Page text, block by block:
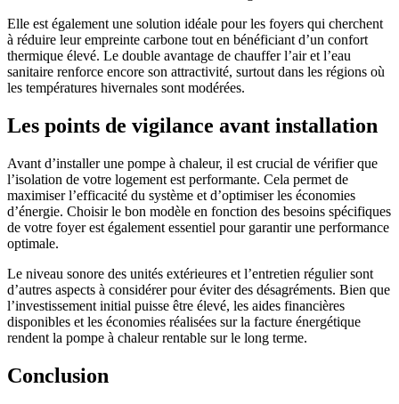
Elle est également une solution idéale pour les foyers qui cherchent
à réduire leur empreinte carbone tout en bénéficiant d’un confort
thermique élevé. Le double avantage de chauffer l’air et l’eau
sanitaire renforce encore son attractivité, surtout dans les régions où
les températures hivernales sont modérées.
Les points de vigilance avant installation
Avant d’installer une pompe à chaleur, il est crucial de vérifier que
l’isolation de votre logement est performante. Cela permet de
maximiser l’efficacité du système et d’optimiser les économies
d’énergie. Choisir le bon modèle en fonction des besoins spécifiques
de votre foyer est également essentiel pour garantir une performance
optimale.
Le niveau sonore des unités extérieures et l’entretien régulier sont
d’autres aspects à considérer pour éviter des désagréments. Bien que
l’investissement initial puisse être élevé, les aides financières
disponibles et les économies réalisées sur la facture énergétique
rendent la pompe à chaleur rentable sur le long terme.
Conclusion